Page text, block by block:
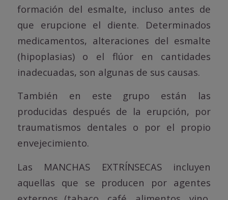
formación del esmalte, incluso antes de
que erupcione el diente. Determinados
medicamentos, alteraciones del esmalte
(hipoplasias) o el flúor en cantidades
inadecuadas, son algunas de sus causas.
También en este grupo están las
producidas después de la erupción, por
traumatismos dentales o por el propio
envejecimiento.
Las MANCHAS EXTRÍNSECAS incluyen
aquellas que se producen por agentes